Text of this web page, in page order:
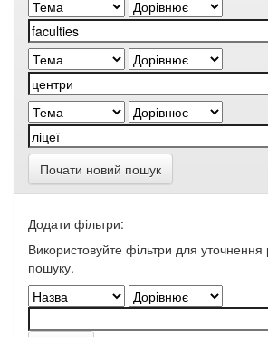
Почати новий пошук
Додати фільтри:
Використовуйте фільтри для уточнення
пошуку.